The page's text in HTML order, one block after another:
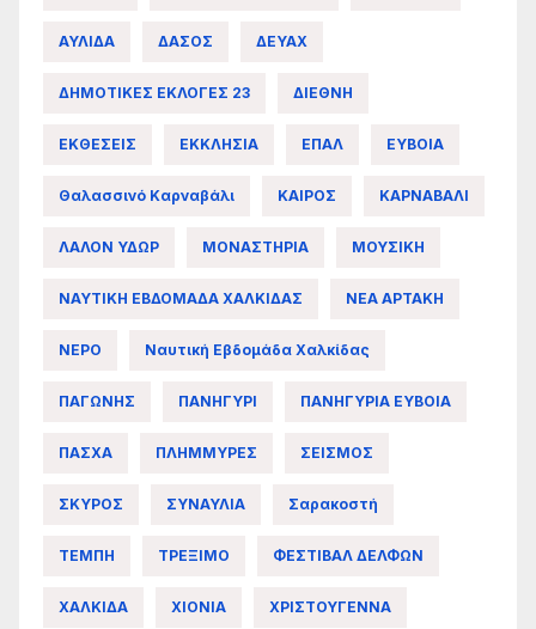
ΑΥΛΙΔΑ ΔΑΣΟΣ ΔΕΥΑΧ
ΔΗΜΟΤΙΚΕΣ ΕΚΛΟΓΕΣ 23 ΔΙΕΘΝΗ
ΕΚΘΕΣΕΙΣ ΕΚΚΛΗΣΙΑ ΕΠΑΛ ΕΥΒΟΙΑ
Θαλασσινό Καρναβάλι ΚΑΙΡΟΣ ΚΑΡΝΑΒΑΛΙ
ΛΑΛΟΝ ΥΔΩΡ ΜΟΝΑΣΤΗΡΙΑ ΜΟΥΣΙΚΗ
ΝΑΥΤΙΚΗ ΕΒΔΟΜΑΔΑ ΧΑΛΚΙΔΑΣ ΝΕΑ ΑΡΤΑΚΗ
ΝΕΡΟ Ναυτική Εβδομάδα Χαλκίδας
ΠΑΓΩΝΗΣ ΠΑΝΗΓΥΡΙ ΠΑΝΗΓΥΡΙΑ ΕΥΒΟΙΑ
ΠΑΣΧΑ ΠΛΗΜΜΥΡΕΣ ΣΕΙΣΜΟΣ
ΣΚΥΡΟΣ ΣΥΝΑΥΛΙΑ Σαρακοστή
ΤΕΜΠΗ ΤΡΕΞΙΜΟ ΦΕΣΤΙΒΑΛ ΔΕΛΦΩΝ
ΧΑΛΚΙΔΑ ΧΙΟΝΙΑ ΧΡΙΣΤΟΥΓΕΝΝΑ